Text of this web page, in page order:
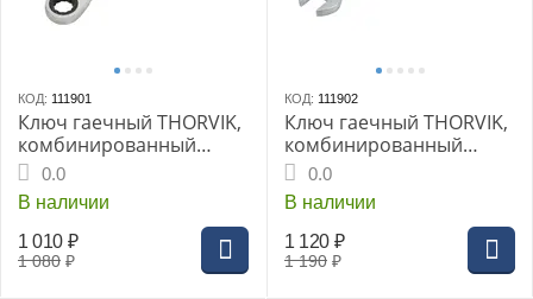
КОД: 111901
Ключ гаечный THORVIK,
комбинированный
трещоточный с
реверсом 22 мм
0.0
В наличии
1 080 ₽
1 010 ₽
КОД: 111902
Ключ гаечный THORVIK,
комбинированный
трещоточный с
реверсом 24 мм
0.0
В наличии
1 190 ₽
1 120 ₽